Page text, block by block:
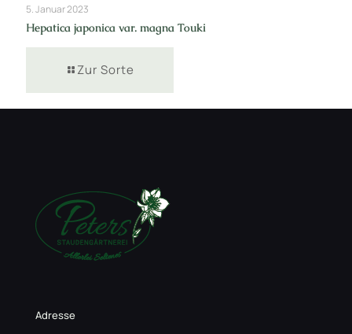
5. Januar 2023
Hepatica japonica var. magna Touki
Zur Sorte
Adresse